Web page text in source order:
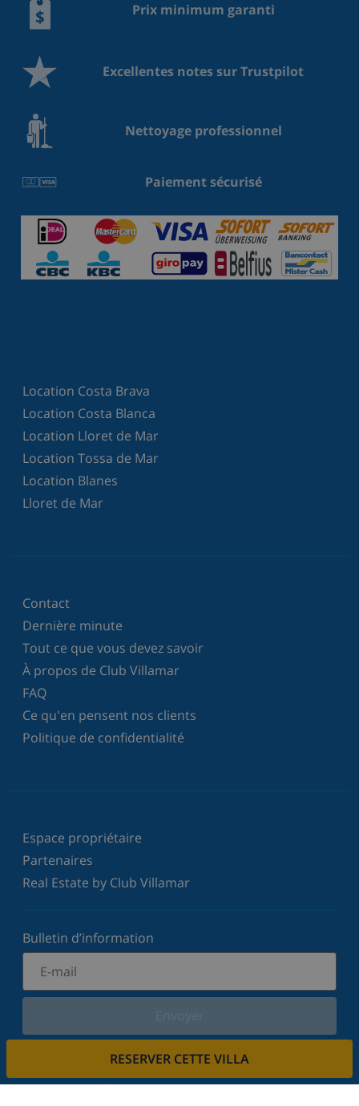
RESERVER CETTE VILLA
Prix minimum garanti
Excellentes notes sur Trustpilot
Nettoyage professionnel
Paiement sécurisé
Location Costa Brava
Location Costa Blanca
Location Lloret de Mar
Location Tossa de Mar
Location Blanes
Lloret de Mar
Contact
Dernière minute
Tout ce que vous devez savoir
À propos de Club Villamar
FAQ
Ce qu'en pensent nos clients
Politique de confidentialité
Espace propriétaire
Partenaires
Real Estate by Club Villamar
Bulletin d’information
Inscrivez-vous à notre newsletter et restez informé
votre vie privée.